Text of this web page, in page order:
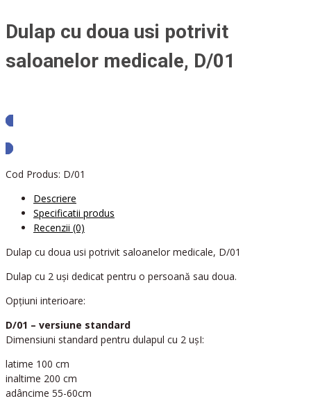
Dulap cu doua usi potrivit
saloanelor medicale, D/01
Cod Produs: D/01
Descriere
Specificatii produs
Recenzii (0)
Dulap cu doua usi potrivit saloanelor medicale, D/01
Dulap cu 2 uși dedicat pentru o persoană sau doua.
Opțiuni interioare:
D/01 – versiune standard
Dimensiuni standard pentru dulapul cu 2 ușI:
latime 100 cm
inaltime 200 cm
adâncime 55-60cm